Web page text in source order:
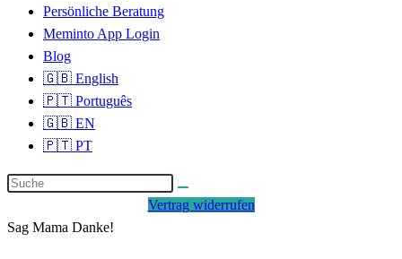
Persönliche Beratung
Meminto App Login
Blog
🇬🇧 English
🇵🇹 Português
🇬🇧 EN
🇵🇹 PT
Vertrag widerrufen
Sag Mama Danke!